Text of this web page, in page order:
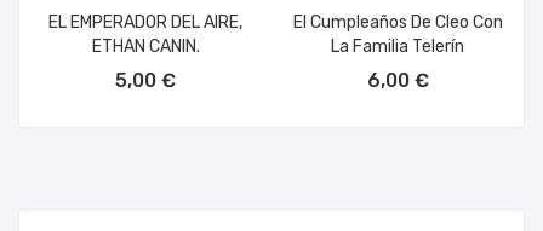
EL EMPERADOR DEL AIRE,
ETHAN CANIN.
5,00 €
El Cumpleaños De Cleo Con
La Familia Telerín
6,00 €